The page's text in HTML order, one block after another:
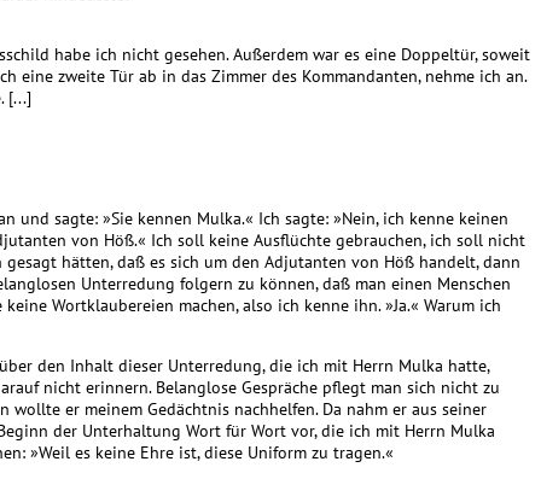
habe ich nicht gesehen. Außerdem war es eine Doppeltür, soweit
eine zweite Tür ab in das Zimmer des Kommandanten, nehme ich an.
[...]
und sagte: »Sie kennen Mulka.« Ich sagte: »Nein, ich kenne keinen
von Höß.« Ich soll keine Ausflüchte gebrauchen, ich soll nicht
hätten, daß es sich um den Adjutanten von Höß handelt, dann
Unterredung folgern zu können, daß man einen Menschen
Wortklaubereien machen, also ich kenne ihn. »Ja.« Warum ich
den Inhalt dieser Unterredung, die ich mit Herrn Mulka hatte,
nicht erinnern. Belanglose Gespräche pflegt man sich nicht zu
wollte er meinem Gedächtnis nachhelfen. Da nahm er aus seiner
der Unterhaltung Wort für Wort vor, die ich mit Herrn Mulka
»Weil es keine Ehre ist, diese Uniform zu tragen.«